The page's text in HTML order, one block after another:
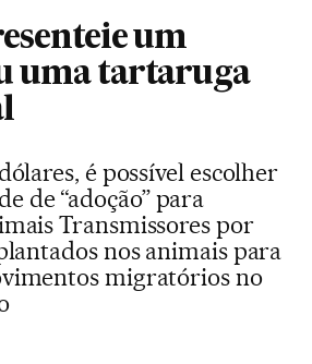
um
uma tartaruga
é possível escolher
de “adoção” para
Transmissores por
nos animais para
migratórios no